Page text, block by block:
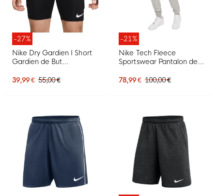
-27%
Nike Dry Gardien I Short
Gardien de But
39,99 € 55,00 €
-21%
Nike Tech Fleece
Sportswear Pantalon de
78,99 € 100,00 €